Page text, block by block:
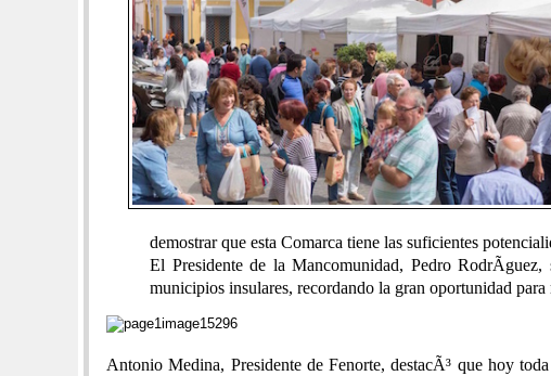
demostrar que esta Comarca tiene las suficientes
El Presidente de la Mancomunidad, Pedro
municipios insulares, recordando la gran oportunidad
Antonio Medina, Presidente de Fenorte, destacÃ³ que hoy